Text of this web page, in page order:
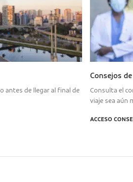
antes de llegar al final de
Consejos
Consulta el
viaje sea aún
ACCESO